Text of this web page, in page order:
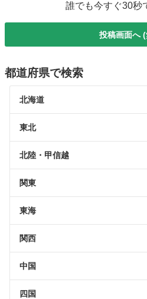
誰でも今すぐ30秒
投稿画面へ
都道府県で検索
北海道
東北
北陸・甲信越
関東
東海
関西
中国
四国